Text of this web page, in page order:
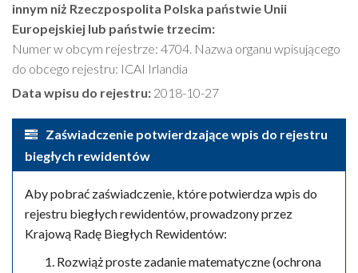
innym niż Rzeczpospolita Polska państwie Unii
Europejskiej lub państwie trzecim:
Numer w obcym rejestrze: 4704. Nazwa organu wpisującego
do obcego rejestru: ICAI Irlandia
Data wpisu do rejestru: 2018-10-27
Zaświadczenie potwierdzające wpis do rejestru
biegłych rewidentów
Aby pobrać zaświadczenie, które potwierdza wpis do
rejestru biegłych rewidentów, prowadzony przez
Krajową Radę Biegłych Rewidentów:
Rozwiąż proste zadanie matematyczne (ochrona